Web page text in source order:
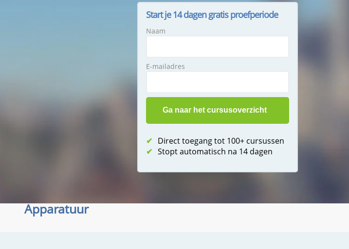
Start je 14 dagen gratis proefperiode
Naam
E-mailadres
✔ Direct toegang tot 100+ cursussen
✔ Stopt automatisch na 14 dagen
Apparatuur